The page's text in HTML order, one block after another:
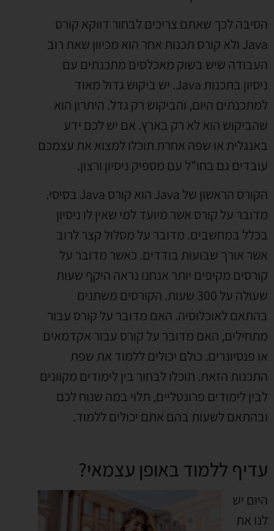
הסיבה לכך שאתם צריכים לבחור דווקא קורס
Java ולא קורס תכנות אחר הוא מכיוון שאת רוב
העבודה שיש בשוק מאכלסים מתכנתים עם
ניסיון בתכנות Java. יש ביקוש גדול מאוד
למתכנתים היום, והביקוש רק גדל. היתרון הוא
שהביקוש הוא לא רק בארץ. אם יש לכם ידע
באנגלית או שפה אחרת תוכלו למצוא את עצמכם
עובדים גם בחו"ל עם מספיק ניסיון ורצון.
הקורס הראשון של Java הוא קורס Java בסיסי.
מדובר על קורס אשר מיועד למי שאין לו ניסיון
בכלל במחשבים. מדובר על מסלול קצר לרוב
אשר אורך שבועות בודדים. כאשר מדובר על
קורסים מקיפים יותר אנחנו נראה היקף שעות
שעולה על 300 שעות. הקורסים משתנים
בהתאם לאוכלוסיה. האם מדובר על קורס עבור
מתחילים, האם מדובר על קורס עבור אקדמאים
או פנסיונרים. כולם יכולים ללמוד את שפת
התכנות הזאת. תוכלו לבחור בין לימודים מקוונים
לבין לימודים פרונטליים, תלוי במה שנוח לכם
ובהתאם לשעות בהם אתם יכולים ללמוד.
עדיף ללמוד באופן עצמאי?
היום יש
לנו את